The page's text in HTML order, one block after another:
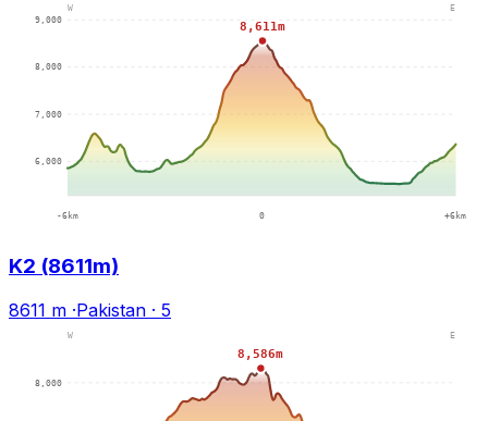
K2 (8611m)
8611 m ·Pakistan · 5